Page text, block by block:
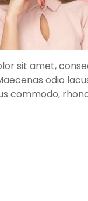
sit amet,
odio
commodo,